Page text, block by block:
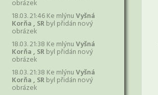
obrázek
18.03. 21:46 Ke mlýnuVyšná
Korňa , SRbyl přidán nový
obrázek
18.03. 21:38 Ke mlýnuVyšná
Korňa , SRbyl přidán nový
obrázek
18.03. 21:38 Ke mlýnuVyšná
Korňa , SRbyl přidán nový
obrázek